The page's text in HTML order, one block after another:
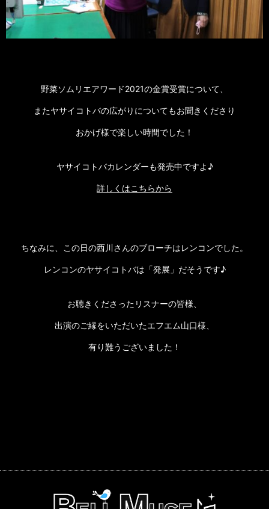
野菜ソムリエアワード2021の金賞受賞について、
またヤサイコトバの広がりについてもお聞きくださり
おかげ様で楽しい時間でした！
ヤサイコトバカレンダーも発売中ですよ♪
詳しくはこちらから
ちなみに、この日の西川さんのブローチはレンコンでした。
レンコンのヤサイコトバは「発展」だそうです♪
お聴きくださったリスナーの皆様、
出演のご縁をいただいたエフエム山口様、
有り難うございました！